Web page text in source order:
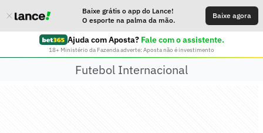
Baixe grátis o app do Lance!
O esporte na palma da mão.
Baixe agora
Ajuda com Aposta? Fale com o assistente.
18+ Ministério da Fazenda adverte: Aposta não é investimento
Futebol Internacional